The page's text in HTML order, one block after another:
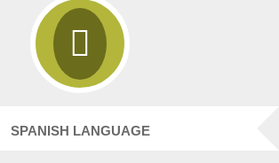
SPANISH LANGUAGE